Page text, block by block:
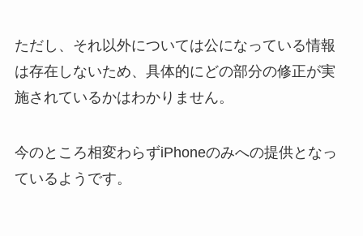
ただし、それ以外については公になっている情報
は存在しないため、具体的にどの部分の修正が実
施されているかはわかりません。
今のところ相変わらずiPhoneのみへの提供となっ
ているようです。